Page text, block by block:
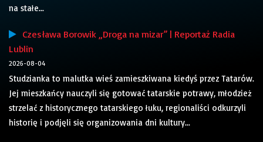
na stałe...
Czesława Borowik „Droga na mizar” | Reportaż Radia
Lublin
2026-08-04
Studzianka to malutka wieś zamieszkiwana kiedyś przez Tatarów.
Jej mieszkańcy nauczyli się gotować tatarskie potrawy, młodzież
strzelać z historycznego tatarskiego łuku, regionaliści odkurzyli
historię i podjęli się organizowania dni kultury...